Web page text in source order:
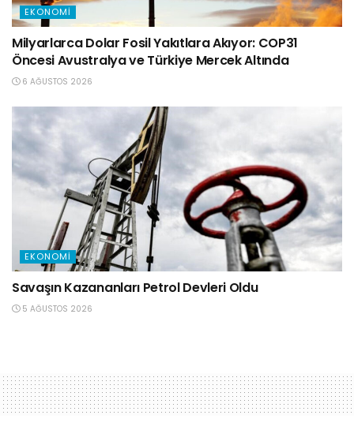
EKONOMI
Milyarlarca Dolar Fosil Yakıtlara Akıyor: COP31
Öncesi Avustralya ve Türkiye Mercek Altında
6 AĞUSTOS 2026
EKONOMI
Savaşın Kazananları Petrol Devleri Oldu
5 AĞUSTOS 2026